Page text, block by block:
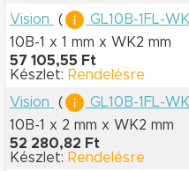
Vision
( GL10B-1FL-
10B-1 x 1 mm x WK2 mm
57 105,55 Ft
Készlet: Rendelésre
Vision
( GL10B-1FL-
10B-1 x 2 mm x WK2 mm
52 280,82 Ft
Készlet: Rendelésre